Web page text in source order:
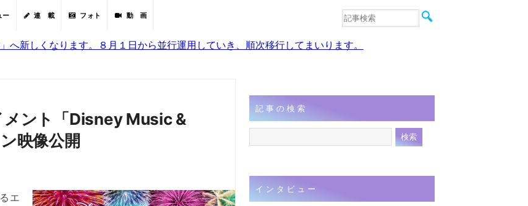
ー 連 載 フォト 動 画
音楽
へ新しくなります。８月１日から並行運用していき、順次移行してまいります。
ント「Disney Music &
映像公開
エ
記事の検索
インタビュー